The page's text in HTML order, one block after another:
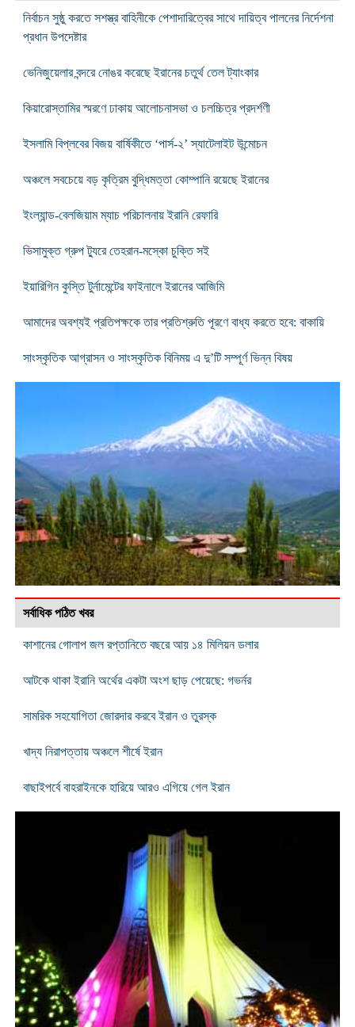
নির্বাচন সুষ্ঠু করতে সশস্ত্র বাহিনীকে পেশাদারিত্বের সাথে দায়িত্ব পালনের নির্দেশনা
প্রধান উপদেষ্টার
ভেনিজুয়েলার বন্দরে নোঙর করেছে ইরানের চতুর্থ তেল ট্যাংকার
কিয়ারোস্তামির স্মরণে ঢাকায় আলোচনাসভা ও চলচ্চিত্র প্রদর্শণী
ইসলামি বিপ্লবের বিজয় বার্ষিকীতে ‘পার্স-২’ স্যাটেলাইট উন্মোচন
অঞ্চলে সবচেয়ে বড় কৃত্রিম বুদ্ধিমত্তা কোম্পানি রয়েছে ইরানের
ইংল্যান্ড-বেলজিয়াম ম্যাচ পরিচালনায় ইরানি রেফারি
ভিসামুক্ত গ্রুপ ট্যুরে তেহরান-মস্কো চুক্তি সই
ইয়ারিগিন কুস্তি টুর্নামেন্টের ফাইনালে ইরানের আজিমি
আমাদের অবশ্যই প্রতিপক্ষকে তার প্রতিশ্রুতি পূরণে বাধ্য করতে হবে: বাকায়ি
সাংস্কৃতিক আগ্রাসন ও সাংস্কৃতিক বিনিময় এ দু’টি সম্পূর্ণ ভিন্ন বিষয়
সর্বাধিক পঠিত খবর
কাশানের গোলাপ জল রপ্তানিতে বছরে আয় ১৪ মিলিয়ন ডলার
আটকে থাকা ইরানি অর্থের একটা অংশ ছাড় পেয়েছে: গভর্নর
সামরিক সহযোগিতা জোরদার করবে ইরান ও তুরস্ক
খাদ্য নিরাপত্তায় অঞ্চলে শীর্ষে ইরান
বাছাইপর্বে বাহরাইনকে হারিয়ে আরও এগিয়ে গেল ইরান